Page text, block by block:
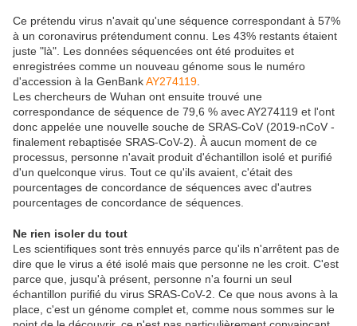
Ce prétendu virus n'avait qu'une séquence correspondant à 57%
à un coronavirus prétendument connu. Les 43% restants étaient
juste "là". Les données séquencées ont été produites et
enregistrées comme un nouveau génome sous le numéro
d'accession à la GenBankAY274119
Les chercheurs de Wuhan ont ensuite trouvé une
correspondance de séquence de 79,6 % avec AY274119 et l'ont
donc appelée une nouvelle souche de SRAS-CoV (2019-nCoV -
finalement rebaptisée SRAS-CoV-2). À aucun moment de ce
processus, personne n'avait produit d'échantillon isolé et purifié
d'un quelconque virus. Tout ce qu'ils avaient, c'était des
pourcentages de concordance de séquences avec d'autres
pourcentages de concordance de séquences.
Ne rien isoler du tout
Les scientifiques sont très ennuyés parce qu'ils n'arrêtent pas de
dire que le virus a été isolé mais que personne ne les croit. C'est
parce que, jusqu'à présent, personne n'a fourni un seul
échantillon purifié du virus SRAS-CoV-2. Ce que nous avons à la
place, c'est un génome complet et, comme nous sommes sur le